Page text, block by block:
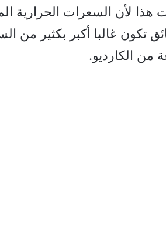
هذا لأن السعرات الحرارية
في 10 دقائق تكون غالبا أكبر
من الكارديو.